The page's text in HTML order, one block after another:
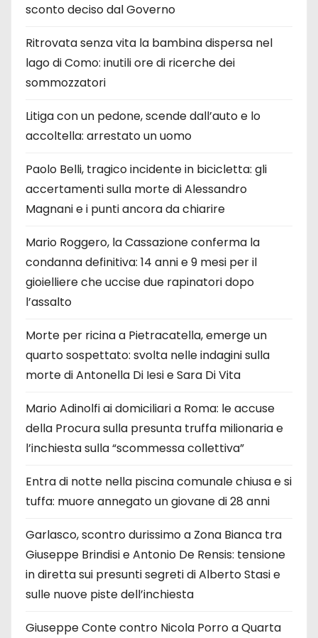
sconto deciso dal Governo
Ritrovata senza vita la bambina dispersa nel
lago di Como: inutili ore di ricerche dei
sommozzatori
Litiga con un pedone, scende dall’auto e lo
accoltella: arrestato un uomo
Paolo Belli, tragico incidente in bicicletta: gli
accertamenti sulla morte di Alessandro
Magnani e i punti ancora da chiarire
Mario Roggero, la Cassazione conferma la
condanna definitiva: 14 anni e 9 mesi per il
gioielliere che uccise due rapinatori dopo
l’assalto
Morte per ricina a Pietracatella, emerge un
quarto sospettato: svolta nelle indagini sulla
morte di Antonella Di Iesi e Sara Di Vita
Mario Adinolfi ai domiciliari a Roma: le accuse
della Procura sulla presunta truffa milionaria e
l’inchiesta sulla “scommessa collettiva”
Entra di notte nella piscina comunale chiusa e si
tuffa: muore annegato un giovane di 28 anni
Garlasco, scontro durissimo a Zona Bianca tra
Giuseppe Brindisi e Antonio De Rensis: tensione
in diretta sui presunti segreti di Alberto Stasi e
sulle nuove piste dell’inchiesta
Giuseppe Conte contro Nicola Porro a Quarta